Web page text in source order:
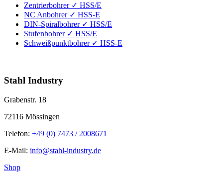
Zentrierbohrer ✓ HSS/E
NC Anbohrer ✓ HSS-E
DIN-Spiralbohrer ✓ HSS/E
Stufenbohrer ✓ HSS/E
Schweißpunktbohrer ✓ HSS-E
Stahl Industry
Grabenstr. 18
72116 Mössingen
Telefon: +49 (0) 7473 / 2008671
E-Mail: info@stahl-industry.de
Shop